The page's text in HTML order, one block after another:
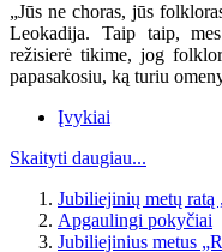
„Jūs ne choras, jūs
Leokadija. Taip taip,
režisierė tikime, jog
papasakosiu, ką turiu
Įvykiai
Skaityti daugiau...
Jubiliejinių metų ratą
Apgaulingi pokyčiai
Jubiliejinius metus